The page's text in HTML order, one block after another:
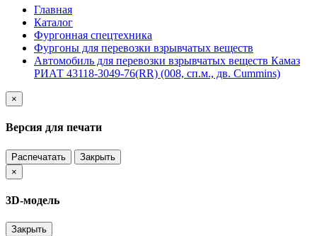
Главная
Каталог
Фургонная спецтехника
Фургоны для перевозки взрывчатых веществ
Автомобиль для перевозки взрывчатых веществ Камаз
РИАТ 43118-3049-76(RR) (008, сп.м., дв. Cummins)
×
Версия для печати
Распечатать
Закрыть
×
3D-модель
Закрыть